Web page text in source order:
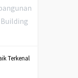
Terkenal